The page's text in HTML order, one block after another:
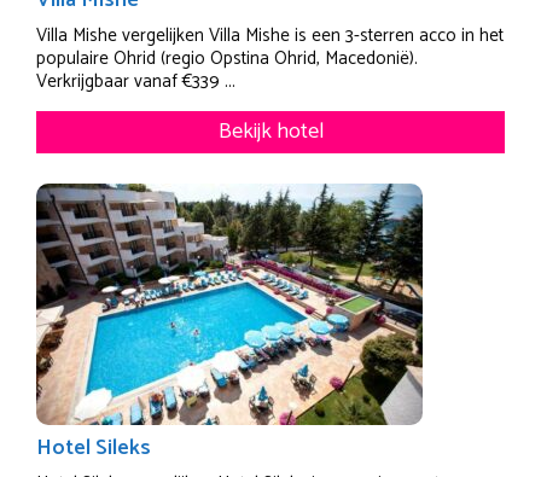
Villa Mishe vergelijken Villa Mishe is een 3-sterren acco in het
populaire Ohrid (regio Opstina Ohrid, Macedonië).
Verkrijgbaar vanaf €339 ...
Bekijk hotel
Hotel Sileks